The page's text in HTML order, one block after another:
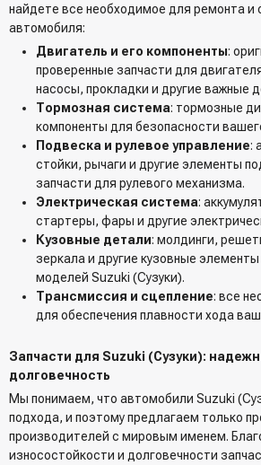
найдете все необходимое для ремонта и
автомобиля:
Двигатель и его компоненты:
проверенные запчасти для
насосы, прокладки и другие важные
Тормозная система: тормозные
компоненты для безопасности
Подвеска и рулевое управление:
стойки, рычаги и другие элементы
запчасти для рулевого механизма.
Электрическая система:
стартеры, фары и другие
Кузовные детали: молдинги,
зеркала и другие кузовные
моделей Suzuki (Сузуки).
Трансмиссия и сцепление: все
для обеспечения плавности хода
Запчасти для Suzuki (Сузуки):
долговечность
Мы понимаем, что автомобили Suzuki
подхода, и поэтому предлагаем только
производителей с мировым именем.
износостойкости и долговечности